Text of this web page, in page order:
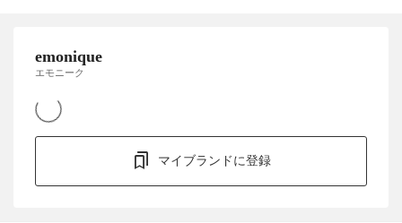
emonique
エモニーク
マイブランドに登録